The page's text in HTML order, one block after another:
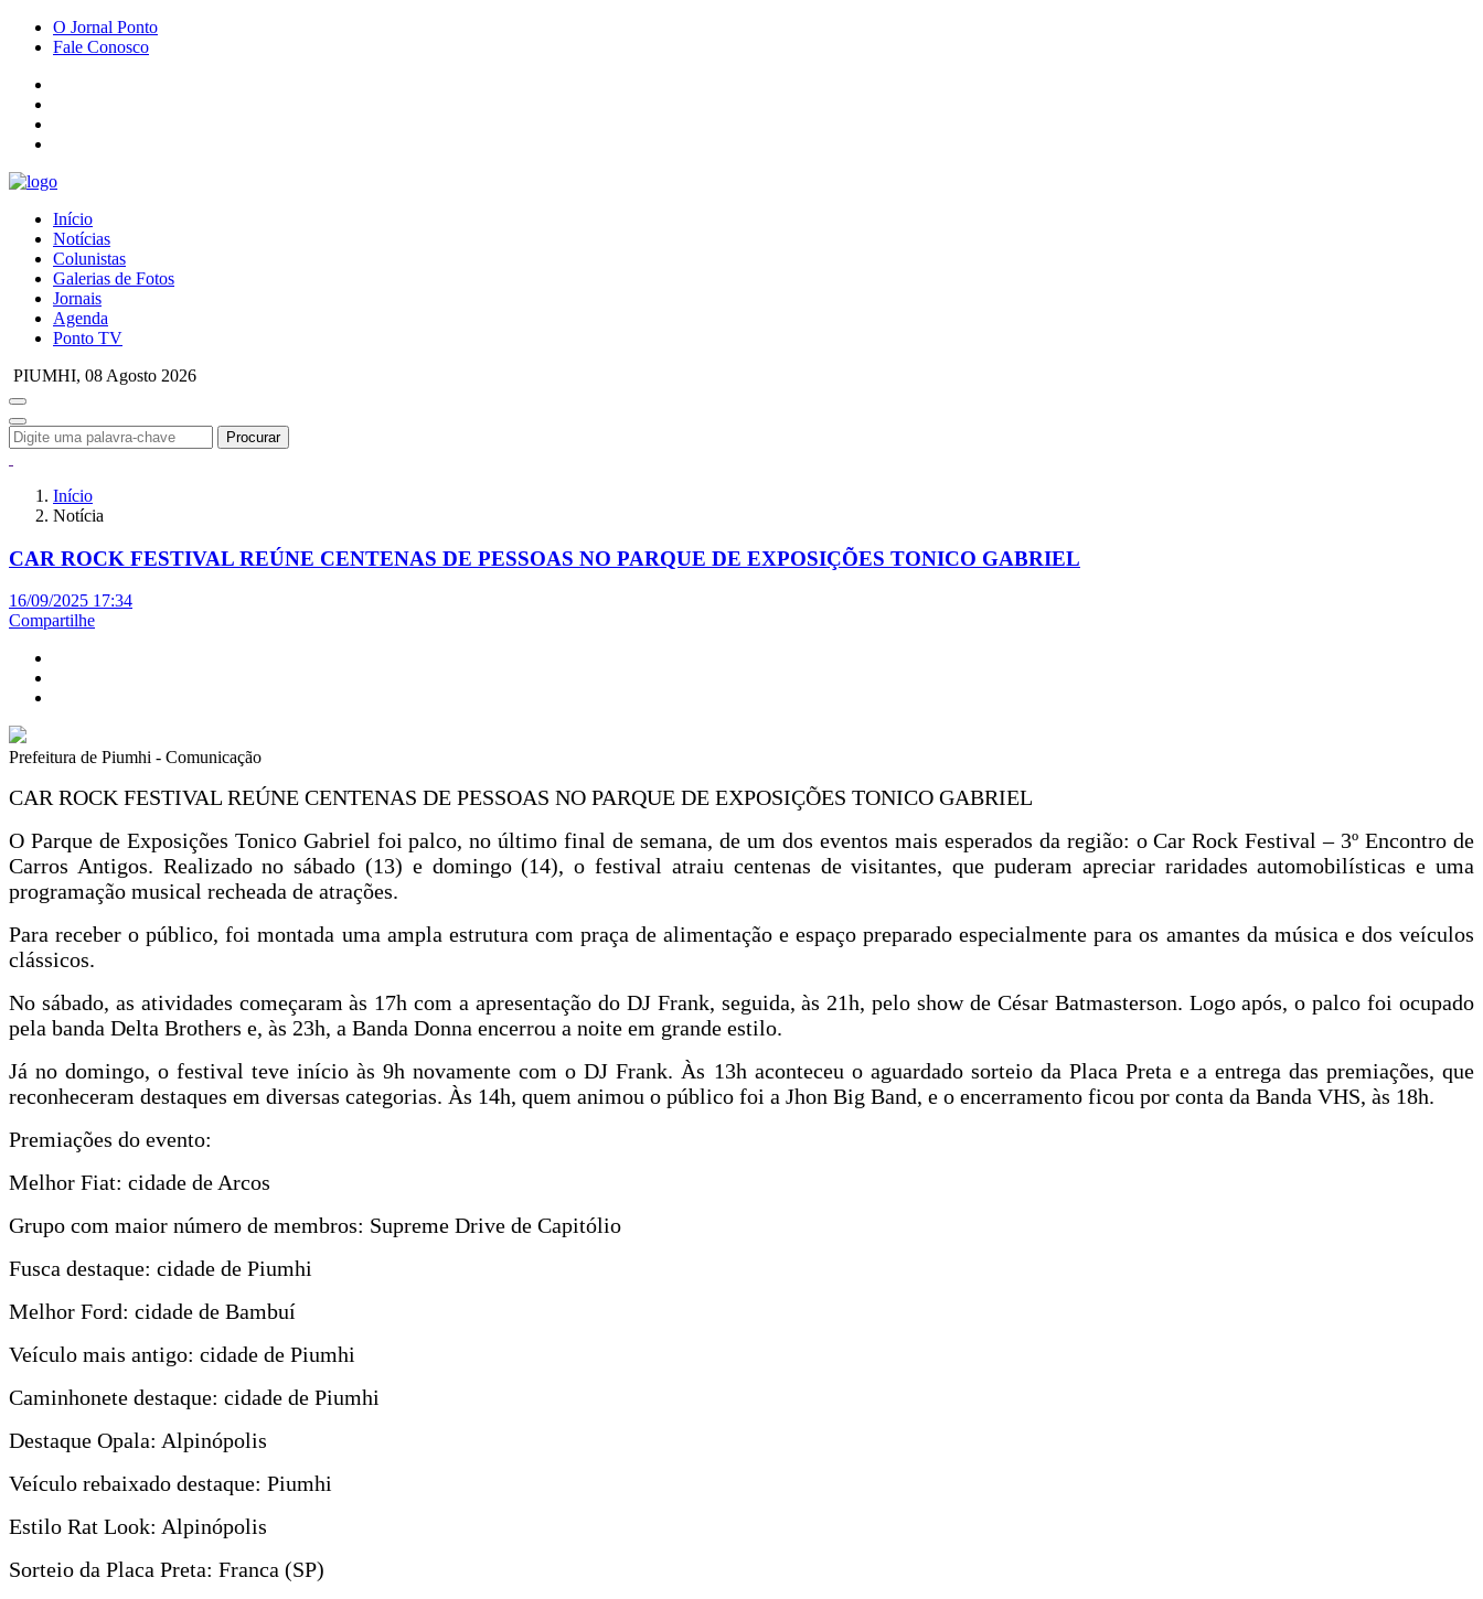
O Jornal Ponto
Fale Conosco
Início
Notícias
Colunistas
Galerias de Fotos
Jornais
Agenda
Ponto TV
PIUMHI, 08 Agosto 2026
Procurar
Início
Notícia
CAR ROCK FESTIVAL REÚNE CENTENAS DE PESSOAS NO PARQUE DE EXPOSIÇÕES TONICO GABRIEL
16/09/2025 17:34
Compartilhe
Prefeitura de Piumhi - Comunicação
CAR ROCK FESTIVAL REÚNE CENTENAS DE PESSOAS NO PARQUE DE EXPOSIÇÕES TONICO GABRIEL
O Parque de Exposições Tonico Gabriel foi palco, no último final de semana, de um dos eventos mais esperados da região: o Car Rock Festival – 3º Encontro de
Carros Antigos. Realizado no sábado (13) e domingo (14), o festival atraiu centenas de visitantes, que puderam apreciar raridades automobilísticas e uma
programação musical recheada de atrações.
Para receber o público, foi montada uma ampla estrutura com praça de alimentação e espaço preparado especialmente para os amantes da música e dos veículos
clássicos.
No sábado, as atividades começaram às 17h com a apresentação do DJ Frank, seguida, às 21h, pelo show de César Batmasterson. Logo após, o palco foi ocupado
pela banda Delta Brothers e, às 23h, a Banda Donna encerrou a noite em grande estilo.
Já no domingo, o festival teve início às 9h novamente com o DJ Frank. Às 13h aconteceu o aguardado sorteio da Placa Preta e a entrega das premiações, que
reconheceram destaques em diversas categorias. Às 14h, quem animou o público foi a Jhon Big Band, e o encerramento ficou por conta da Banda VHS, às 18h.
Premiações do evento:
Melhor Fiat: cidade de Arcos
Grupo com maior número de membros: Supreme Drive de Capitólio
Fusca destaque: cidade de Piumhi
Melhor Ford: cidade de Bambuí
Veículo mais antigo: cidade de Piumhi
Caminhonete destaque: cidade de Piumhi
Destaque Opala: Alpinópolis
Veículo rebaixado destaque: Piumhi
Estilo Rat Look: Alpinópolis
Sorteio da Placa Preta: Franca (SP)